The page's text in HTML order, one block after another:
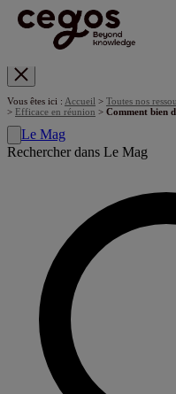
Vous êtes ici : Accueil > Toutes nos
> Efficace en réunion > Comment bien
Le Mag
Rechercher dans Le Mag